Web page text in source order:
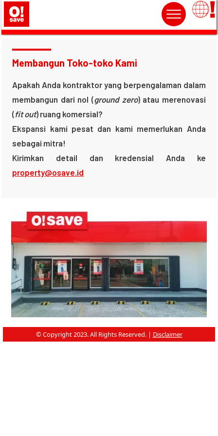
Membangun Toko-toko Kami
Apakah Anda kontraktor yang berpengalaman dalam
membangun dari nol (ground zero) atau merenovasi
(fit out) ruang komersial?
Ekspansi kami pesat dan kami memerlukan Anda
sebagai mitra!
Kirimkan detail dan kredensial Anda ke
property@osave.id
© Copyright 2023. All Rights Reserved. | Disclaimer